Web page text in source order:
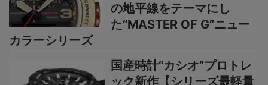
の地平線をテーマにし
た“MASTER OF G”ニュー
カラーシリーズ
国産時計“カシオ”プロトレ
ック新作【シリーズ最軽量